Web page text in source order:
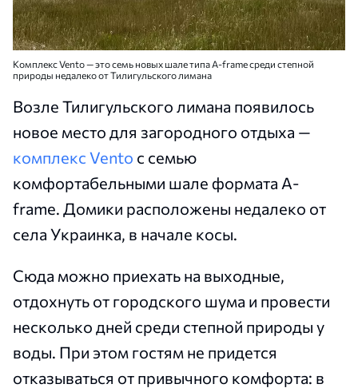
Комплекс Vento — это семь новых шале типа A-frame среди степной
природы недалеко от Тилигульского лимана
Возле Тилигульского лимана появилось
новое место для загородного отдыха —
комплекс Vento с семью
комфортабельными шале формата A-
frame. Домики расположены недалеко от
села Украинка, в начале косы.
Сюда можно приехать на выходные,
отдохнуть от городского шума и провести
несколько дней среди степной природы у
воды. При этом гостям не придется
отказываться от привычного комфорта: в